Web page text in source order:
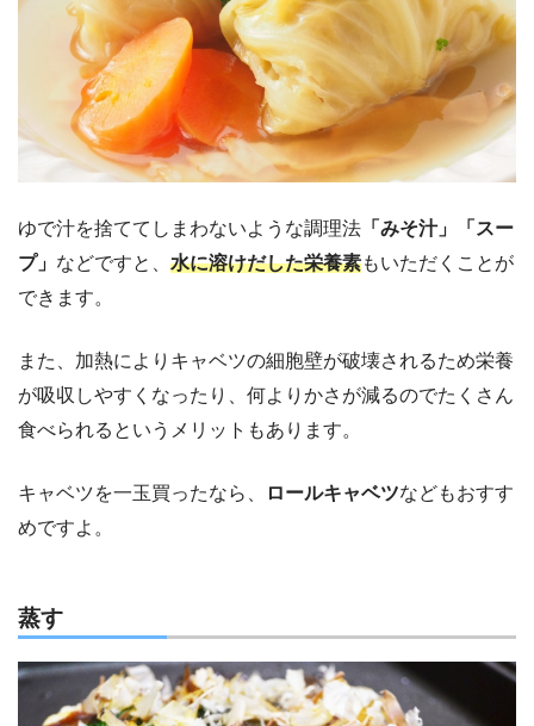
ゆで汁を捨ててしまわないような調理法 「みそ汁」「スー
プ」 などですと、 水に溶けだした栄養素もいただくことが
できます。
また、加熱によりキャベツの細胞壁が破壊されるため栄養
が吸収しやすくなったり、何よりかさが減るのでたくさん
食べられるというメリットもあります。
キャベツを一玉買ったなら、 ロールキャベツなどもおすす
めですよ。
蒸す